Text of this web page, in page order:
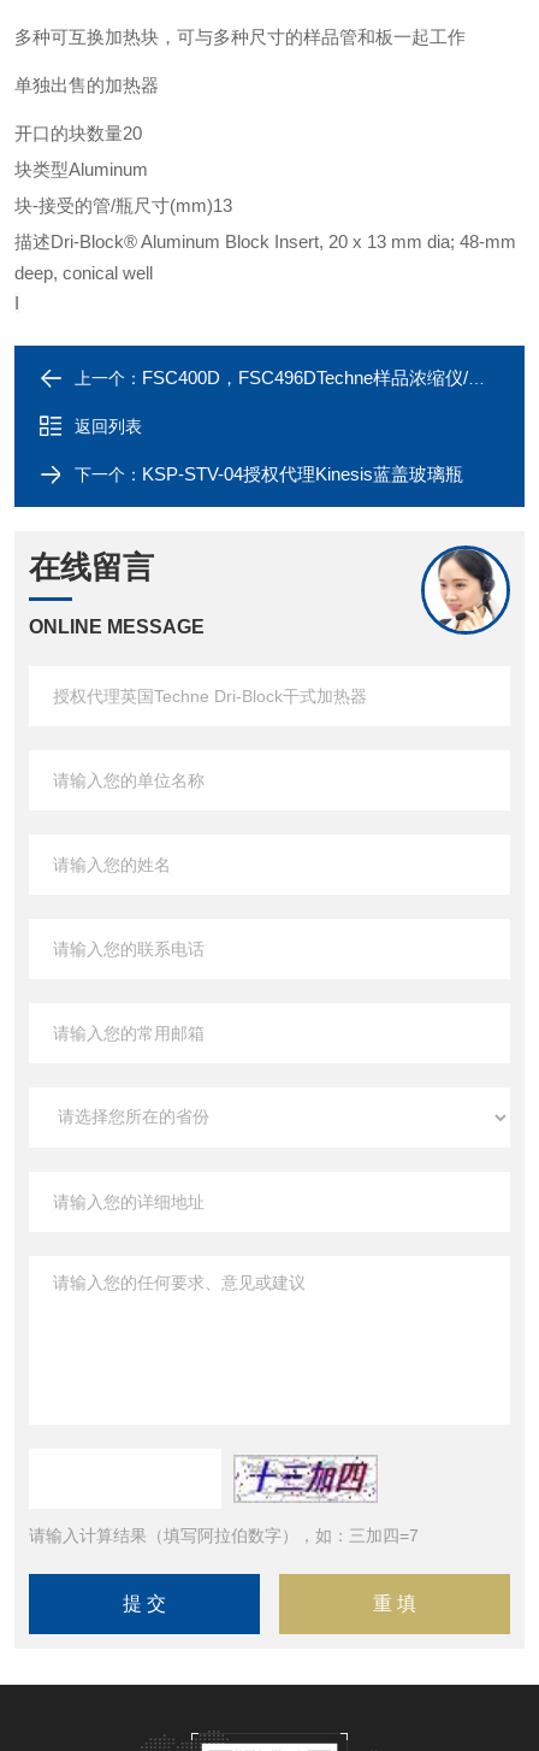
多种可互换加热块，可与多种尺寸的样品管和板一起工作
单独出售的加热器
开口的块数量20
块类型Aluminum
块-接受的管/瓶尺寸(mm)13
描述Dri-Block® Aluminum Block Insert, 20 x 13 mm dia; 48-mm
deep, conical well
I
上一个： FSC400D，FSC496DTechne样品浓缩仪/氮吹仪
返回列表
下一个： KSP-STV-04授权代理Kinesis蓝盖玻璃瓶
在线留言
ONLINE MESSAGE
请输入计算结果（填写阿拉伯数字），如：三加四=7